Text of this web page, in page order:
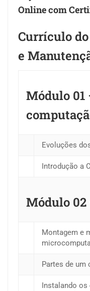
Online com
Currículo
e
Módulo
Evoluções
Introdução a
Módulo 02
Montagem e
Partes de um
Instalando os